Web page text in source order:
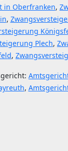
in Oberfranken,
,
Plech,
,
,